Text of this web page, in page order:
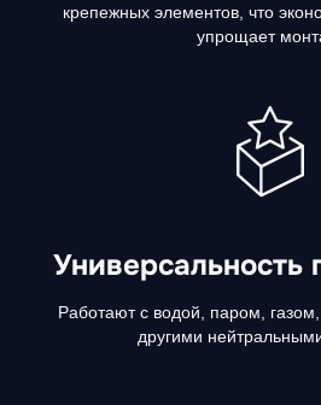
крепежных элементов, что
упрощает
Универсальность
Работают с водой, паром,
другими